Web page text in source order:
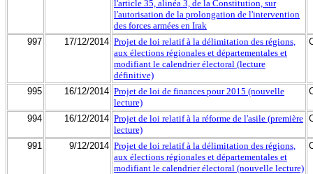
l'article 35, alinéa 3, de la Constitution, sur
l'autorisation de la prolongation de l'intervention
des forces armées en Irak
997
17/12/2014 Projet de loi relatif à la délimitation des régions,
aux élections régionales et départementales et
modifiant le calendrier électoral (lecture
définitive)
995 16/12/2014 Projet de loi de finances pour 2015 (nouvelle
lecture)
994 16/12/2014 Projet de loi relatif à la réforme de l'asile (première
lecture)
991 9/12/2014 Projet de loi relatif à la délimitation des régions,
aux élections régionales et départementales et
modifiant le calendrier électoral (nouvelle lecture)